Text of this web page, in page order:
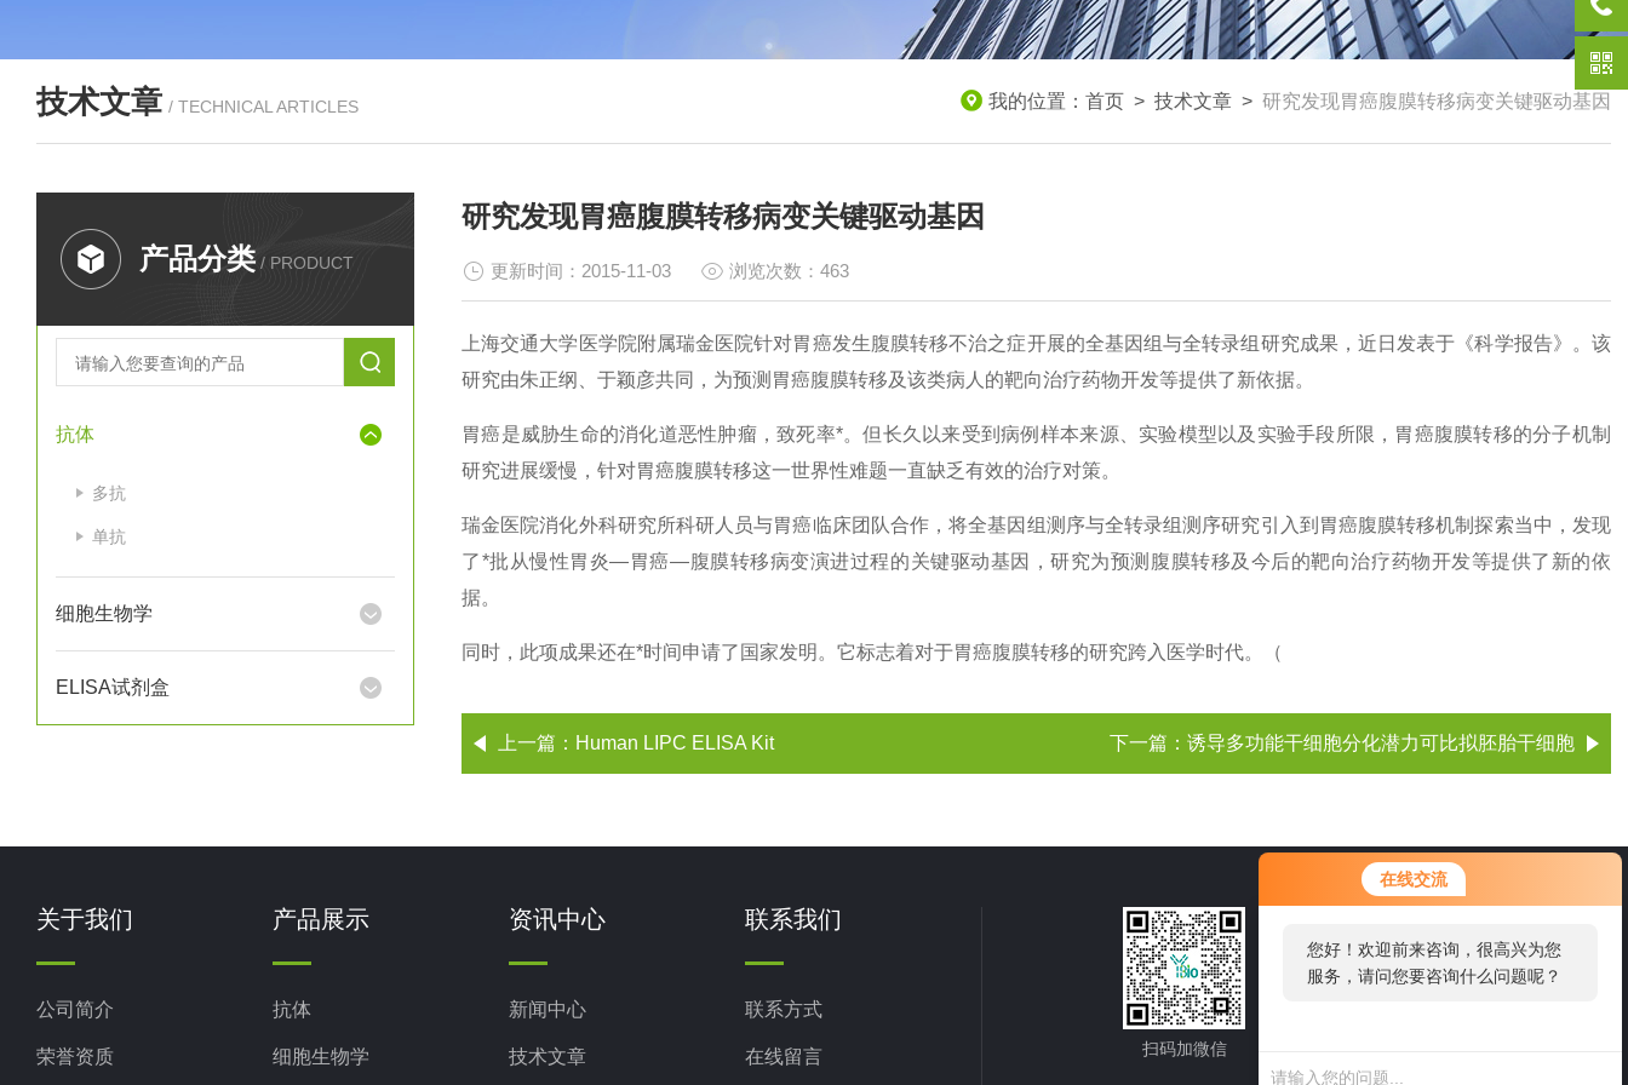
在线交流
您好！欢迎前来咨询，很高兴为您
服务，请问您要咨询什么问题呢？
技术文章 / TECHNICAL ARTICLES 我的位置： 首页 > 技术文章 > 研究发现胃癌腹膜转移病变关键驱动基因
产品分类 / PRODUCT
抗体
多抗
单抗
细胞生物学
ELISA试剂盒
研究发现胃癌腹膜转移病变关键驱动基因
更新时间：2015-11-03 浏览次数：463
上海交通大学医学院附属瑞金医院针对胃癌发生腹膜转移不治之症开展的全基因组与全转录组研究成果，近日发表于《科学报告》。该
研究由朱正纲、于颖彦共同，为预测胃癌腹膜转移及该类病人的靶向治疗药物开发等提供了新依据。
胃癌是威胁生命的消化道恶性肿瘤，致死率*。但长久以来受到病例样本来源、实验模型以及实验手段所限，胃癌腹膜转移的分子机制
研究进展缓慢，针对胃癌腹膜转移这一世界性难题一直缺乏有效的治疗对策。
瑞金医院消化外科研究所科研人员与胃癌临床团队合作，将全基因组测序与全转录组测序研究引入到胃癌腹膜转移机制探索当中，发现
了*批从慢性胃炎—胃癌—腹膜转移病变演进过程的关键驱动基因，研究为预测腹膜转移及今后的靶向治疗药物开发等提供了新的依
据。
同时，此项成果还在*时间申请了国家发明。它标志着对于胃癌腹膜转移的研究跨入医学时代。（
上一篇： Human LIPC ELISA Kit 下一篇： 诱导多功能干细胞分化潜力可比拟胚胎干细胞
关于我们
公司简介
荣誉资质
产品展示
抗体
细胞生物学
资讯中心
新闻中心
技术文章
联系我们
联系方式
在线留言 扫码加微信
021-60514606
邮箱：sale1@shybsw.net